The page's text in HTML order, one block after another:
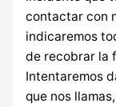
contactar con
indicaremos
de recobrar la
Intentaremos
que nos